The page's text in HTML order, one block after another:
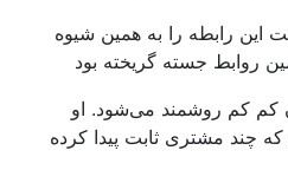
رابطه را به همین شیوه
روابط جسته گریخته بود
کم روشمند می‌شود. او
چند مشتری ثابت پیدا کرده